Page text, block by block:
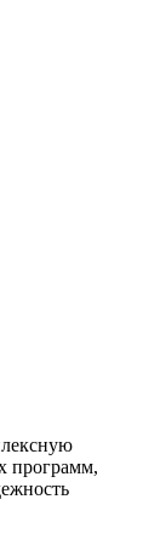
программ,